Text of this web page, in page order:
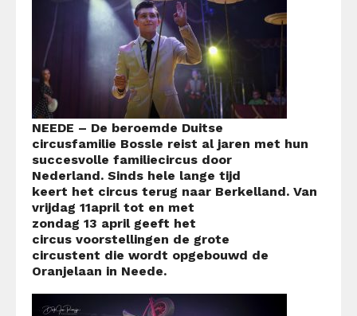
NEEDE – De beroemde Duitse
circusfamilie Bossle reist al jaren met hun
succesvolle familiecircus door
Nederland. Sinds hele lange tijd
keert het circus terug naar Berkelland. Van
vrijdag 11apriltot en met
zondag 13 april geeft het
circus voorstellingen de grote
circustent die wordt opgebouwd de
Oranjelaan in Neede.